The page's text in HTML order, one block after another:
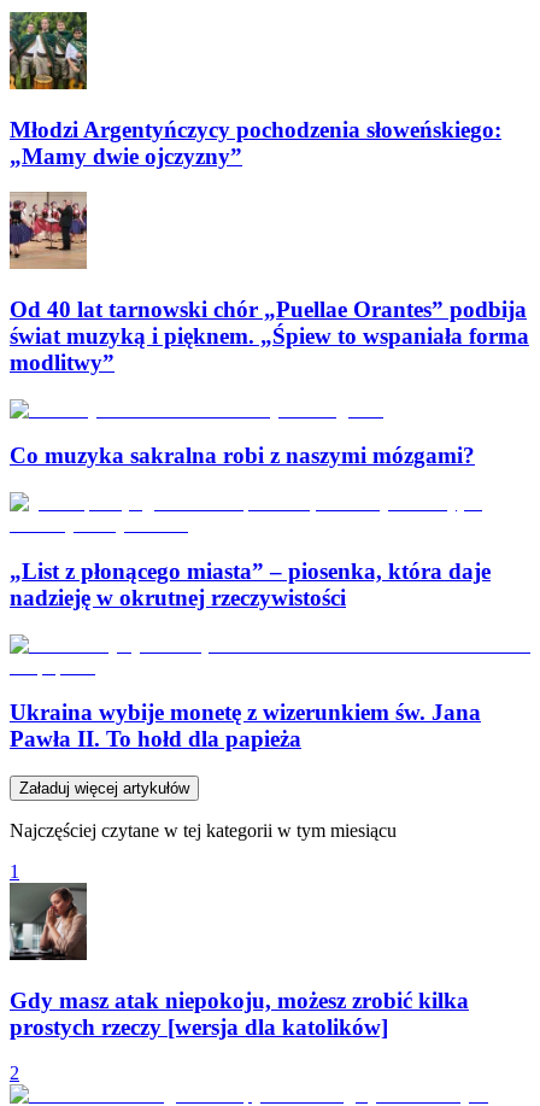
Młodzi Argentyńczycy pochodzenia słoweńskiego:
„Mamy dwie ojczyzny”
Od 40 lat tarnowski chór „Puellae Orantes” podbija
świat muzyką i pięknem. „Śpiew to wspaniała forma
modlitwy”
Co muzyka sakralna robi z naszymi mózgami?
„List z płonącego miasta” – piosenka, która daje
nadzieję w okrutnej rzeczywistości
Ukraina wybije monetę z wizerunkiem św. Jana
Pawła II. To hołd dla papieża
Załaduj więcej artykułów
Najczęściej czytane w tej kategorii w tym miesiącu
1
Gdy masz atak niepokoju, możesz zrobić kilka
prostych rzeczy [wersja dla katolików]
2